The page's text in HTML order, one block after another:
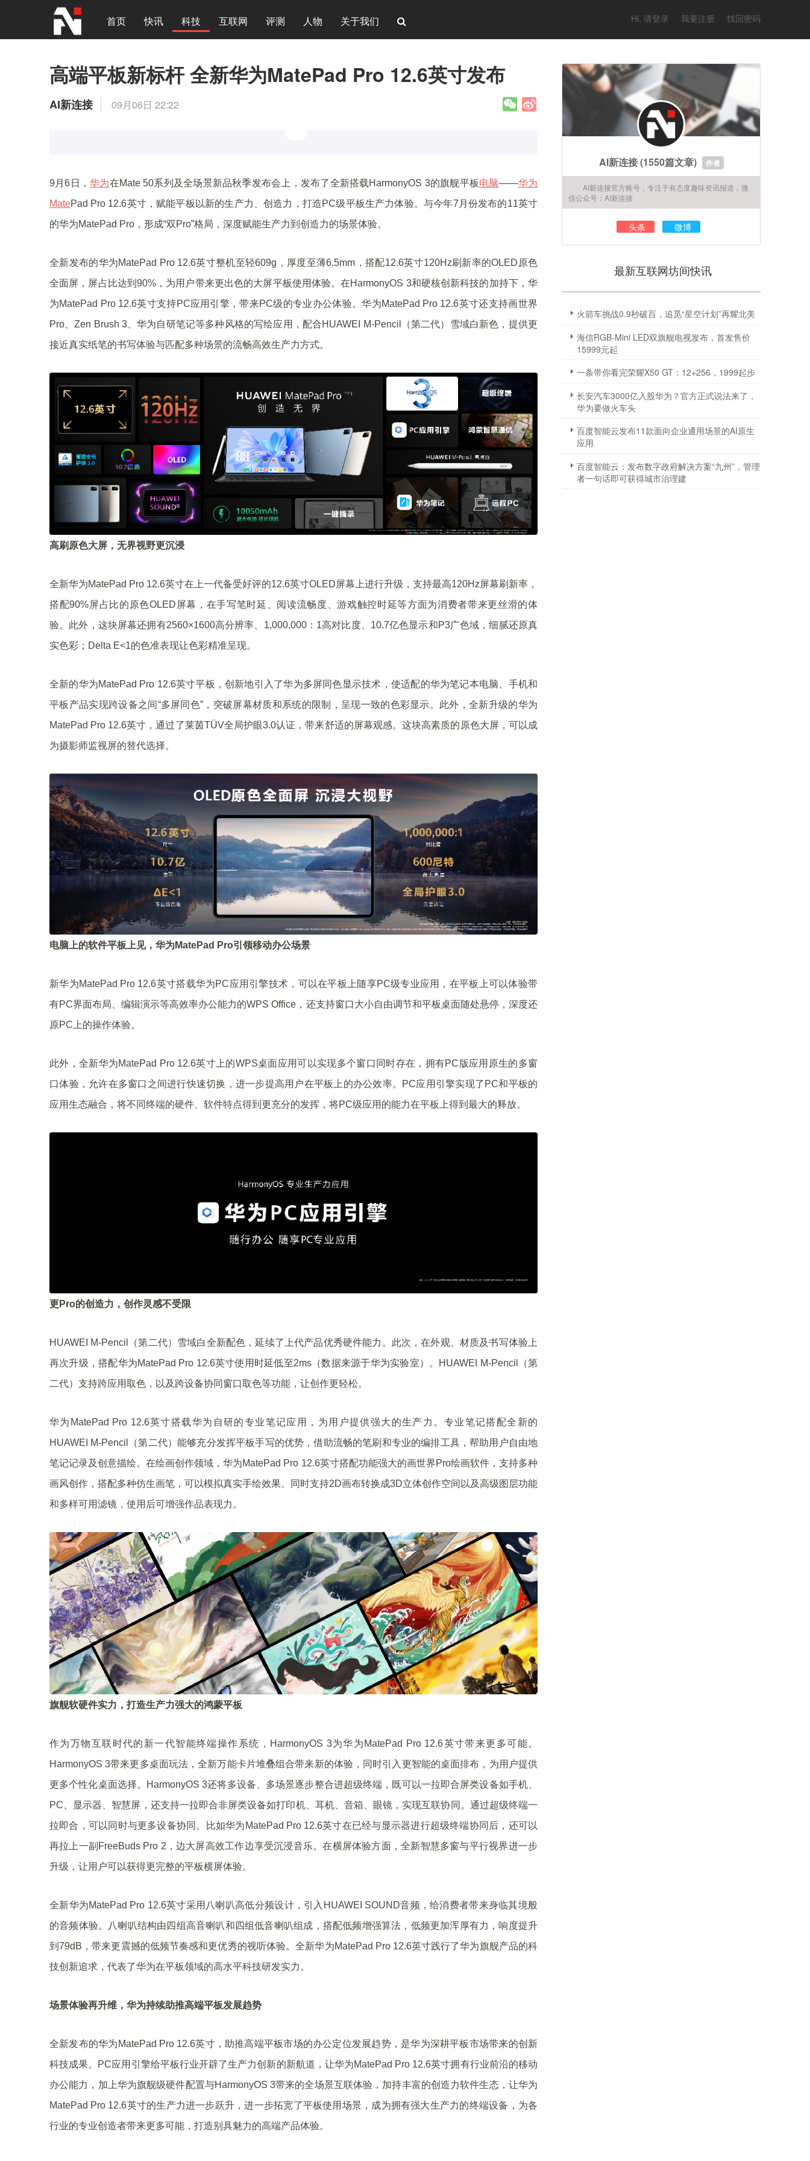
首页 快讯 科技 互联网 评测 人物 关于我们 Hi, 请登录 我要注册 找回密码
高端平板新标杆 全新华为MatePad Pro 12.6英寸发布
AI新连接 09月06日 22:22
9月6日，华为在Mate 50系列及全场景新品秋季发布会上，发布了全新搭载HarmonyOS 3的旗舰平板电脑——华为
MatePad Pro 12.6英寸，赋能平板以新的生产力、创造力，打造PC级平板生产力体验。与今年7月份发布的11英寸
的华为MatePad Pro，形成“双Pro”格局，深度赋能生产力到创造力的场景体验。
全新发布的华为MatePad Pro 12.6英寸整机至轻609g，厚度至薄6.5mm，搭配12.6英寸120Hz刷新率的OLED原色
全面屏，屏占比达到90%，为用户带来更出色的大屏平板使用体验。在HarmonyOS 3和硬核创新科技的加持下，华
为MatePad Pro 12.6英寸支持PC应用引擎，带来PC级的专业办公体验。华为MatePad Pro 12.6英寸还支持画世界
Pro、Zen Brush 3、华为自研笔记等多种风格的写绘应用，配合HUAWEI M-Pencil（第二代）雪域白新色，提供更
接近真实纸笔的书写体验与匹配多种场景的流畅高效生产力方式。
高刷原色大屏，无界视野更沉浸
全新华为MatePad Pro 12.6英寸在上一代备受好评的12.6英寸OLED屏幕上进行升级，支持最高120Hz屏幕刷新率，
搭配90%屏占比的原色OLED屏幕，在手写笔时延、阅读流畅度、游戏触控时延等方面为消费者带来更丝滑的体
验。此外，这块屏幕还拥有2560×1600高分辨率、1,000,000：1高对比度、10.7亿色显示和P3广色域，细腻还原真
实色彩；Delta E<1的色准表现让色彩精准呈现。
全新的华为MatePad Pro 12.6英寸平板，创新地引入了华为多屏同色显示技术，使适配的华为笔记本电脑、手机和
平板产品实现跨设备之间“多屏同色”，突破屏幕材质和系统的限制，呈现一致的色彩显示。此外，全新升级的华为
MatePad Pro 12.6英寸，通过了莱茵TÜV全局护眼3.0认证，带来舒适的屏幕观感。这块高素质的原色大屏，可以成
为摄影师监视屏的替代选择。
电脑上的软件平板上见，华为MatePad Pro引领移动办公场景
新华为MatePad Pro 12.6英寸搭载华为PC应用引擎技术，可以在平板上随享PC级专业应用，在平板上可以体验带
有PC界面布局、编辑演示等高效率办公能力的WPS Office，还支持窗口大小自由调节和平板桌面随处悬停，深度还
原PC上的操作体验。
此外，全新华为MatePad Pro 12.6英寸上的WPS桌面应用可以实现多个窗口同时存在，拥有PC版应用原生的多窗
口体验，允许在多窗口之间进行快速切换，进一步提高用户在平板上的办公效率。PC应用引擎实现了PC和平板的
应用生态融合，将不同终端的硬件、软件特点得到更充分的发挥，将PC级应用的能力在平板上得到最大的释放。
更Pro的创造力，创作灵感不受限
HUAWEI M-Pencil（第二代）雪域白全新配色，延续了上代产品优秀硬件能力。此次，在外观、材质及书写体验上
再次升级，搭配华为MatePad Pro 12.6英寸使用时延低至2ms（数据来源于华为实验室）。HUAWEI M-Pencil（第
二代）支持跨应用取色，以及跨设备协同窗口取色等功能，让创作更轻松。
华为MatePad Pro 12.6英寸搭载华为自研的专业笔记应用，为用户提供强大的生产力。专业笔记搭配全新的
HUAWEI M-Pencil（第二代）能够充分发挥平板手写的优势，借助流畅的笔刷和专业的编排工具，帮助用户自由地
笔记记录及创意描绘。在绘画创作领域，华为MatePad Pro 12.6英寸搭配功能强大的画世界Pro绘画软件，支持多种
画风创作，搭配多种仿生画笔，可以模拟真实手绘效果。同时支持2D画布转换成3D立体创作空间以及高级图层功能
和多样可用滤镜，使用后可增强作品表现力。
旗舰软硬件实力，打造生产力强大的鸿蒙平板
作为万物互联时代的新一代智能终端操作系统，HarmonyOS 3为华为MatePad Pro 12.6英寸带来更多可能。
HarmonyOS 3带来更多桌面玩法，全新万能卡片堆叠组合带来新的体验，同时引入更智能的桌面排布，为用户提供
更多个性化桌面选择。HarmonyOS 3还将多设备、多场景逐步整合进超级终端，既可以一拉即合屏类设备如手机、
PC、显示器、智慧屏，还支持一拉即合非屏类设备如打印机、耳机、音箱、眼镜，实现互联协同。通过超级终端一
拉即合，可以同时与更多设备协同。比如华为MatePad Pro 12.6英寸在已经与显示器进行超级终端协同后，还可以
再拉上一副FreeBuds Pro 2，边大屏高效工作边享受沉浸音乐。在横屏体验方面，全新智慧多窗与平行视界进一步
升级，让用户可以获得更完整的平板横屏体验。
全新华为MatePad Pro 12.6英寸采用八喇叭高低分频设计，引入HUAWEI SOUND音频，给消费者带来身临其境般
的音频体验。八喇叭结构由四组高音喇叭和四组低音喇叭组成，搭配低频增强算法，低频更加浑厚有力，响度提升
到79dB，带来更震撼的低频节奏感和更优秀的视听体验。全新华为MatePad Pro 12.6英寸践行了华为旗舰产品的科
技创新追求，代表了华为在平板领域的高水平科技研发实力。
场景体验再升维，华为持续助推高端平板发展趋势
全新发布的华为MatePad Pro 12.6英寸，助推高端平板市场的办公定位发展趋势，是华为深耕平板市场带来的创新
科技成果。PC应用引擎给平板行业开辟了生产力创新的新航道，让华为MatePad Pro 12.6英寸拥有行业前沿的移动
办公能力，加上华为旗舰级硬件配置与HarmonyOS 3带来的全场景互联体验，加持丰富的创造力软件生态，让华为
MatePad Pro 12.6英寸的生产力进一步跃升，进一步拓宽了平板使用场景，成为拥有强大生产力的终端设备，为各
行业的专业创造者带来更多可能，打造别具魅力的高端产品体验。
AI新连接(1550篇文章) 作者
AI新连接官方账号，专注于有态度趣味资讯报道，微
信公众号：AI新连接
头条 微博
最新互联网坊间快讯
火箭车挑战0.9秒破百，追觅“星空计划”再耀北美
海信RGB-Mini LED双旗舰电视发布，首发售价
15999元起
一条带你看完荣耀X50 GT：12+256，1999起步
长安汽车3000亿入股华为？官方正式说法来了，
华为要做火车头
百度智能云发布11款面向企业通用场景的AI原生
应用
百度智能云：发布数字政府解决方案“九州”，管理
者一句话即可获得城市治理建